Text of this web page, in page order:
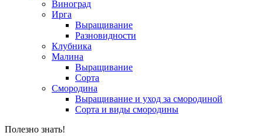
Виноград
Ирга
Выращивание
Разновидности
Клубника
Малина
Выращивание
Сорта
Смородина
Выращивание и уход за смородиной
Сорта и виды смородины
Полезно знать!